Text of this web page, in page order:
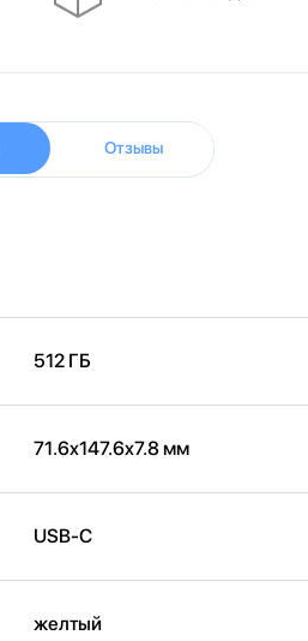
Отзывы
512 ГБ
71.6x147.6x7.8 мм
USB-C
желтый